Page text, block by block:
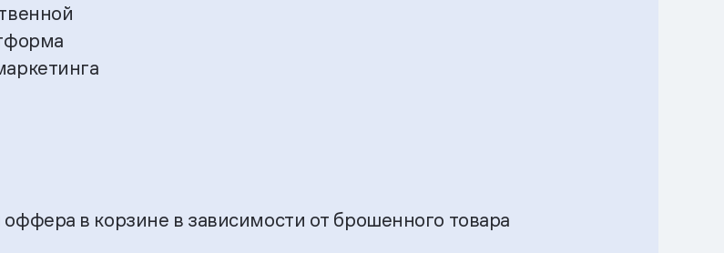
в корзине в зависимости от брошенного товара